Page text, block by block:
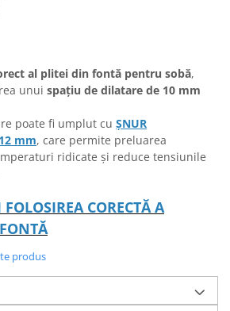
al plitei din fontă pentru sobă,
unui spațiu de dilatare de 10 mm
poate fi umplut cu ȘNUR
12 mm, care permite preluarea
ridicate și reduce tensiunile
CORECTĂ A
produs